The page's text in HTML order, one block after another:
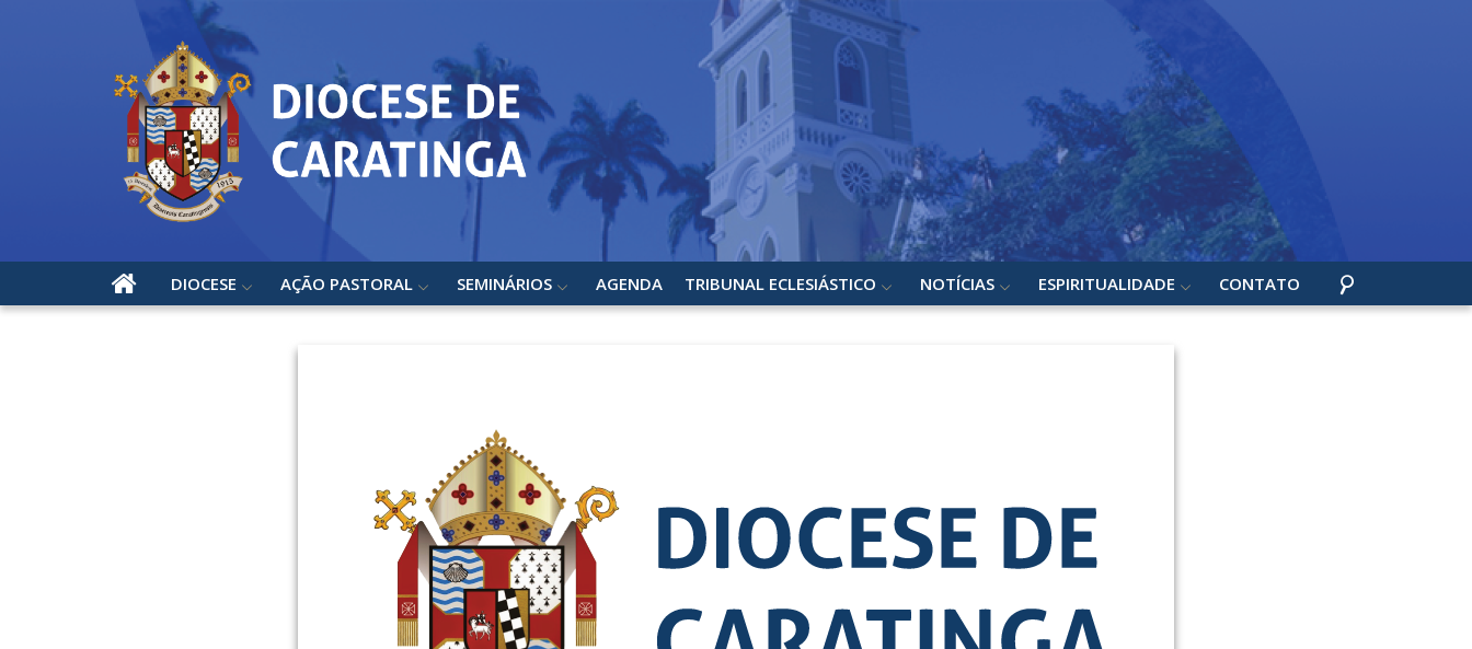
DIOCESE AÇÃO PASTORAL SEMINÁRIOS AGENDA TRIBUNAL ECLESIÁSTICO NOTÍCIAS ESPIRITUALIDADE CONTATO